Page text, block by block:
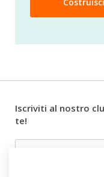
Iscriviti al nostro
te!
Email